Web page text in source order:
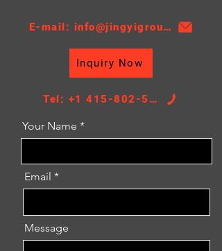
Высота ядра: 690
Ширина ядра: 338
РАЗМЕР БАКА: 49/49*347
E-mail: info@jingyigroupcn.com
Inquiry Now
Tel: +1 415-802-5796
Your Name
Email
Message